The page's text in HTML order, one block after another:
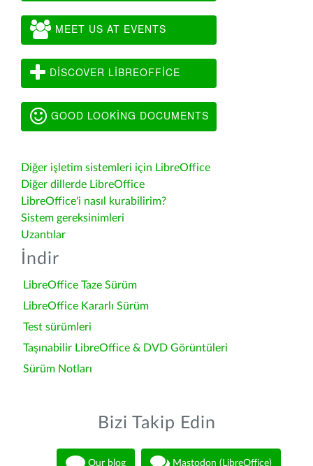
MEET US AT EVENTS
DISCOVER LIBREOFFICE
GOOD LOOKING DOCUMENTS
Diğer işletim sistemleri için LibreOffice
Diğer dillerde LibreOffice
LibreOffice'i nasıl kurabilirim?
Sistem gereksinimleri
Uzantılar
İndir
LibreOffice Taze Sürüm
LibreOffice Kararlı Sürüm
Test sürümleri
Taşınabilir LibreOffice & DVD Görüntüleri
Sürüm Notları
Bizi Takip Edin
Our blog Mastodon (LibreOffice)